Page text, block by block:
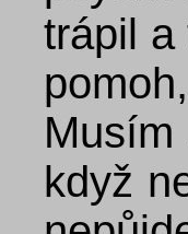
trápil a
když